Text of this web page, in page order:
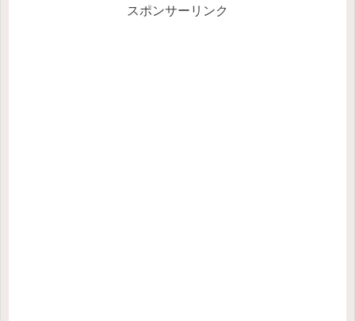
蒸気...
スポンサーリンク